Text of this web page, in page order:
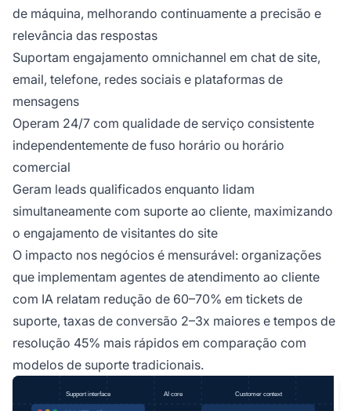
de máquina, melhorando continuamente a precisão e
relevância das respostas
Suportam engajamento omnichannel em chat de site,
email, telefone, redes sociais e plataformas de
mensagens
Operam 24/7 com qualidade de serviço consistente
independentemente de fuso horário ou horário
comercial
Geram leads qualificados enquanto lidam
simultaneamente com suporte ao cliente, maximizando
o engajamento de visitantes do site
O impacto nos negócios é mensurável: organizações
que implementam agentes de atendimento ao cliente
com IA relatam redução de 60–70% em tickets de
suporte, taxas de conversão 2–3x maiores e tempos de
resolução 45% mais rápidos em comparação com
modelos de suporte tradicionais.